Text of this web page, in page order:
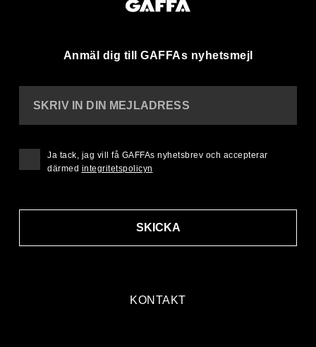
Anmäl dig till GAFFAs nyhetsmejl
KONTAKT
SKRIV IN DIN MEJLADRESS
SKICKA
Ja tack, jag vill få GAFFAs nyhetsbrev och accepterar
därmed integritetspolicyn